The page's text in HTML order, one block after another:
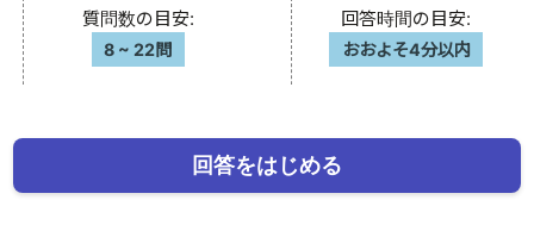
質問数の目安:
8 ~22問
回答時間の目安:
おおよそ4分以内
回答をはじめる